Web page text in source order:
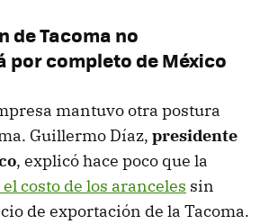
de Tacoma no
por completo de México
mantuvo otra postura
Guillermo Díaz, presidente
, explicó hace poco que la
costo de los aranceles sin
de exportación de la Tacoma.